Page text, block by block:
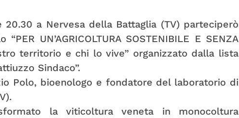
a Nervesa della Battaglia (TV) parteciperò
UN’AGRICOLTURA SOSTENIBILE E SENZA
territorio e chi lo vive” organizzato dalla lista
Sindaco”.
Polo, bioenologo e fondatore del laboratorio di
la viticoltura veneta in monocoltura